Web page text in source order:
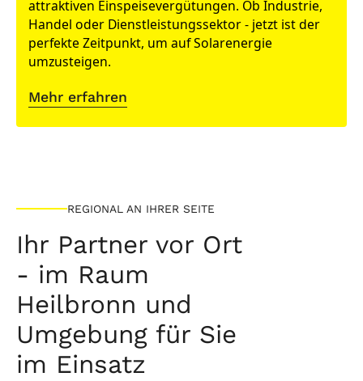
attraktiven Einspeisevergütungen. Ob Industrie,
Handel oder Dienstleistungssektor - jetzt ist der
perfekte Zeitpunkt, um auf Solarenergie
umzusteigen.
Mehr erfahren
REGIONAL AN IHRER SEITE
Ihr Partner vor Ort
- im Raum
Heilbronn und
Umgebung für Sie
im Einsatz